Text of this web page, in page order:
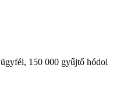
150 000 gyűjtő hódol